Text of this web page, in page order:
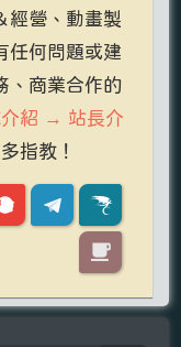
經營、動畫製
任何問題或建
、商業合作的
紹 → 站長介
指教！